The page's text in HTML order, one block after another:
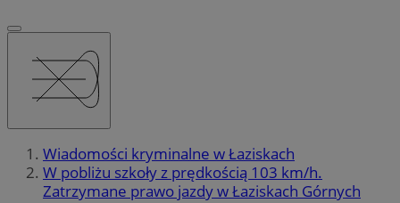
Wiadomości kryminalne w Łaziskach
W pobliżu szkoły z prędkością 103 km/h.
Zatrzymane prawo jazdy w Łaziskach Górnych